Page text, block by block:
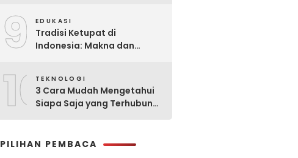
9 EDUKASI
Tradisi Ketupat di
Indonesia: Makna dan
10TEKNOLOGI
3 Cara Mudah Mengetahui
Siapa Saja yang Terhubung
PILIHAN PEMBACA